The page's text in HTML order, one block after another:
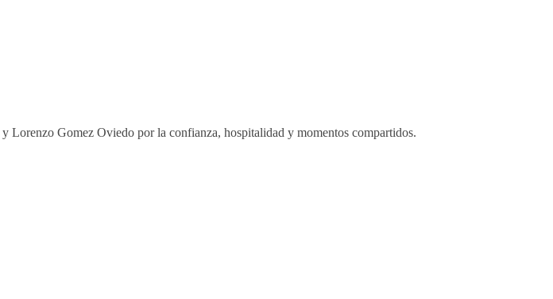
y Lorenzo Gomez Oviedo por la confianza, hospitalidad y momentos compartidos.